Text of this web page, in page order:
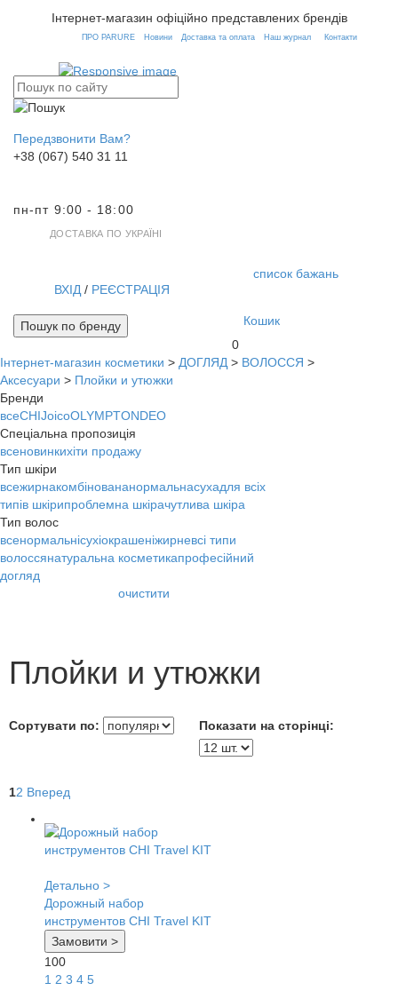
Інтернет-магазин офіційно представлених брендів
ПРО PARURE Новини Доставка та оплата Наш журнал Контакти
Передзвонити Вам?
+38 (067) 540 31 11
пн-пт 9:00 - 18:00
ДОСТАВКА ПО УКРАЇНІ
список бажань
ВХІД / РЕЄСТРАЦІЯ
Кошик
0
Пошук по бренду
Інтернет-магазин косметики > ДОГЛЯД > ВОЛОССЯ >
Аксесуари > Плойки и утюжки
Бренди
всеCHIJoicoOLYMPTONDEO
Спеціальна пропозиція
всеновинкихіти продажу
Тип шкіри
всежирнакомбіновананормальнасухадля всіх
типів шкірипроблемна шкірачутлива шкіра
Тип волос
всенормальнісухіокрашеніжирневсі типи
волоссянатуральна косметикапрофесійний
догляд
очистити
Плойки и утюжки
Сортувати по: Показати на сторінці:
12 Вперед
Детально >
Дорожный набор
инструментов CHI Travel KIT
Замовити >
100
1 2 3 4 5